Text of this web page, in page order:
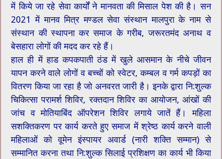
में किये जा रहे सेवा कार्यों ने मानवता की मिसाल पेश की है। सन
2021 में मानव मित्र मण्डल सेवा संस्थान मालपुरा के नाम से
संस्थान की स्थापना कर समाज के गरीब, जरूरतमंद अनाथ व‌
बेसहारा लोगों की मदद कर रहे हैं।
हाल ही में हाड कपकपाती ठंड में खुले आसमान के नीचे जीवन
यापन करने वाले लोगों व बच्चों को स्वेटर, कम्बल व गर्म कपड़ों का
वितरण किया जा रहा है जो अनवरत जारी है। इनके द्वारा नि:शुल्क
चिकित्सा परामर्श शिविर, रक्तदान शिविर का आयोजन, आंखों की
जांच व‌ मोतियाबिंद ऑपरेशन शिविर लगाये जातें हैं। महिला
सशक्तिकरण पर कार्य करते हुए समाज में श्रेष्ठ कार्य करने वाली
महिलाओं को वूमेन इंस्पायर अवार्ड (नारी शक्ति सम्मान) से
सम्मानित करना तथा नि:शुल्क सिलाई प्रशिक्षण का कार्य भी किया